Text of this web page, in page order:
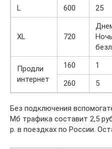
L
600 25
XL 720
Продли
интернет
160 1
260
5
Без подключения
Мб трафика составит 2,5
р. в поездках по России.